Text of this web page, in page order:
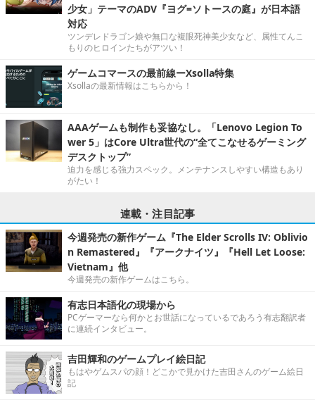
少女」テーマのADV『ヨグ=ソトースの庭』が日本語
対応
ツンデレドラゴン娘や無口な複眼死神美少女など、属性てんこ
もりのヒロインたちがアツい！
ゲームコマースの最前線ーXsolla特集
Xsollaの最新情報はこちらから！
AAAゲームも制作も妥協なし。「Lenovo Legion To
wer 5」はCore Ultra世代の“全てこなせるゲーミング
デスクトップ”
迫力を感じる強力スペック。メンテナンスしやすい構造もあり
がたい！
連載・注目記事
今週発売の新作ゲーム『The Elder Scrolls IV: Oblivio
n Remastered』『アークナイツ』『Hell Let Loose:
Vietnam』他
今週発売の新作ゲームはこちら。
有志日本語化の現場から
PCゲーマーなら何かとお世話になっているであろう有志翻訳者
に連続インタビュー。
吉田輝和のゲームプレイ絵日記
もはやゲムスパの顔！どこかで見かけた吉田さんのゲーム絵日
記